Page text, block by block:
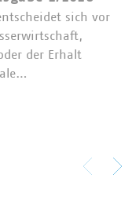
sich vor
der Erhalt